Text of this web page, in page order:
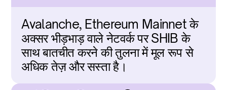
Avalanche, Ethereum Mainnet के
अक्सर भीड़भाड़ वाले नेटवर्क पर SHIB के
साथ बातचीत करने की तुलना में मूल रूप से
अधिक तेज़ और सस्ता है।